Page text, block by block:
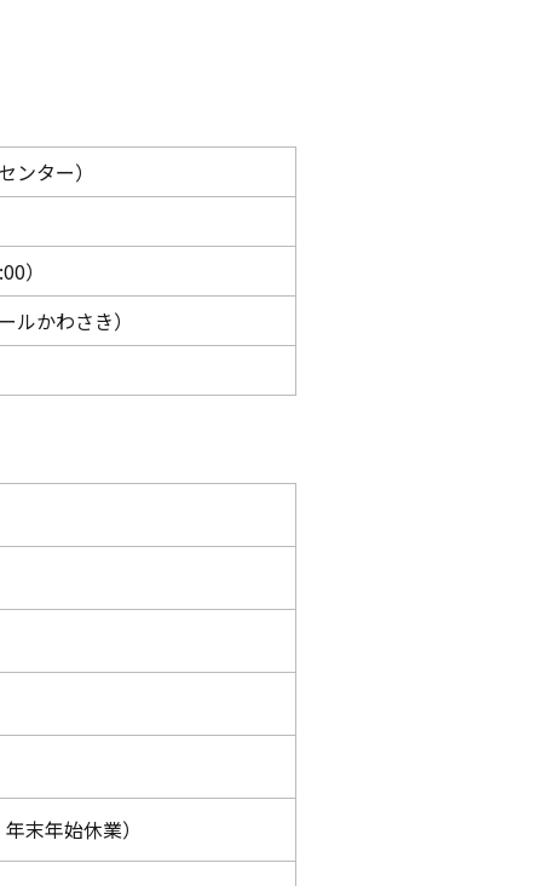
ター）
）
かわさき）
末年始休業）